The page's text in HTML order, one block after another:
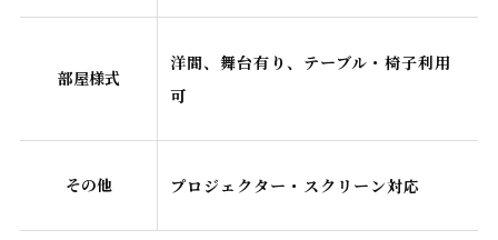
部屋様式
洋間、舞台有り、テーブル・椅子利用
可
その他 プロジェクター・スクリーン対応